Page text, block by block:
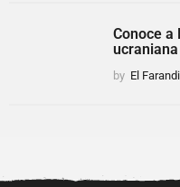
Conoce a
by El Farandi